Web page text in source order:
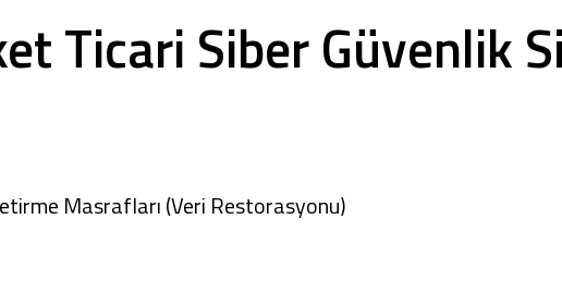
Ticari Siber Güvenlik
Masrafları (Veri Restorasyonu)